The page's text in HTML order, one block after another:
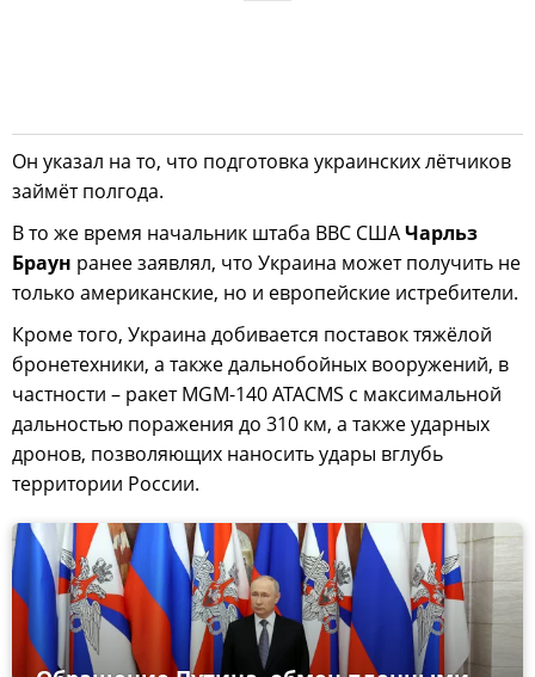
Он указал на то, что подготовка украинских лётчиков
займёт полгода.
В то же время начальник штаба ВВС СШАЧарльз
Браун ранее заявлял, что Украина может получить не
только американские, но и европейские истребители.
Кроме того, Украина добивается поставок тяжёлой
бронетехники, а также дальнобойных вооружений, в
частности – ракет MGM-140 ATACMS с максимальной
дальностью поражения до 310 км, а также ударных
дронов, позволяющих наносить удары вглубь
территории России.